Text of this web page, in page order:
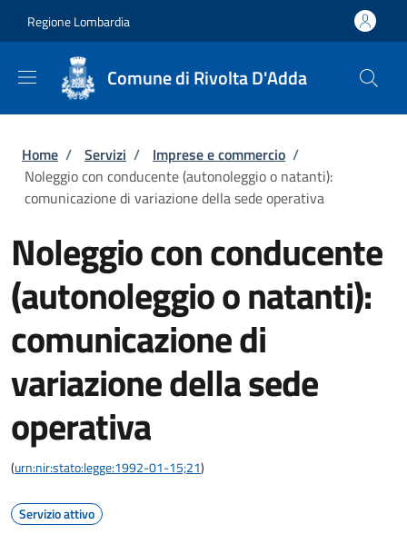
Regione Lombardia
Comune di Rivolta D'Adda
Briciole di pane
Home / Servizi / Imprese e commercio /
Noleggio con conducente (autonoleggio o natanti):
comunicazione di variazione della sede operativa
Noleggio con conducente
(autonoleggio o natanti):
comunicazione di
variazione della sede
operativa
(urn:nir:stato:legge:1992-01-15;21)
Servizio attivo